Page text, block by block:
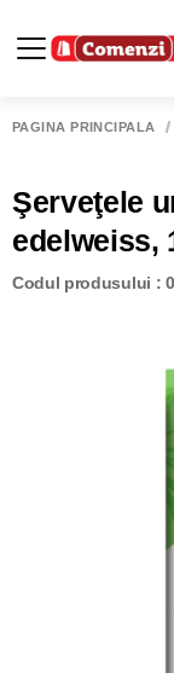
PAGINA PRINCIPALĂ
Şerveţele
edelweiss,
Codul produsului :